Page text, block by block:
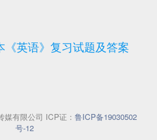
《英语》复习试题及答案
媒有限公司 ICP证： 鲁ICP备19030502
号-12